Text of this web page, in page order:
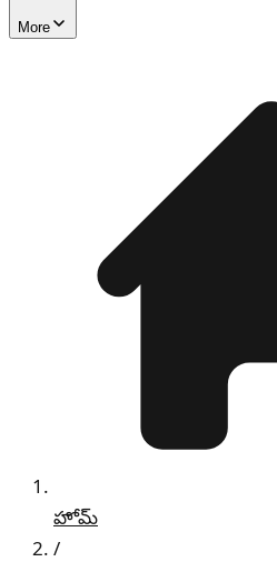
More
హోమ్
/